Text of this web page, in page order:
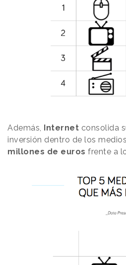
Además, Internet consolida
inversión dentro de los
millones de euros frente a